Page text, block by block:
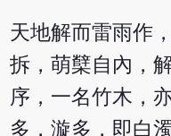
天地解而雷雨作
拆，萌櫱自內，
序，一名竹木，
多，漩多，即白